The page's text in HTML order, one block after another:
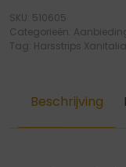
Gezicht
Pakje
50
hoeveelheid
SKU: 510605
Categorieën:
Tag: Harsstrips
Beschrijving